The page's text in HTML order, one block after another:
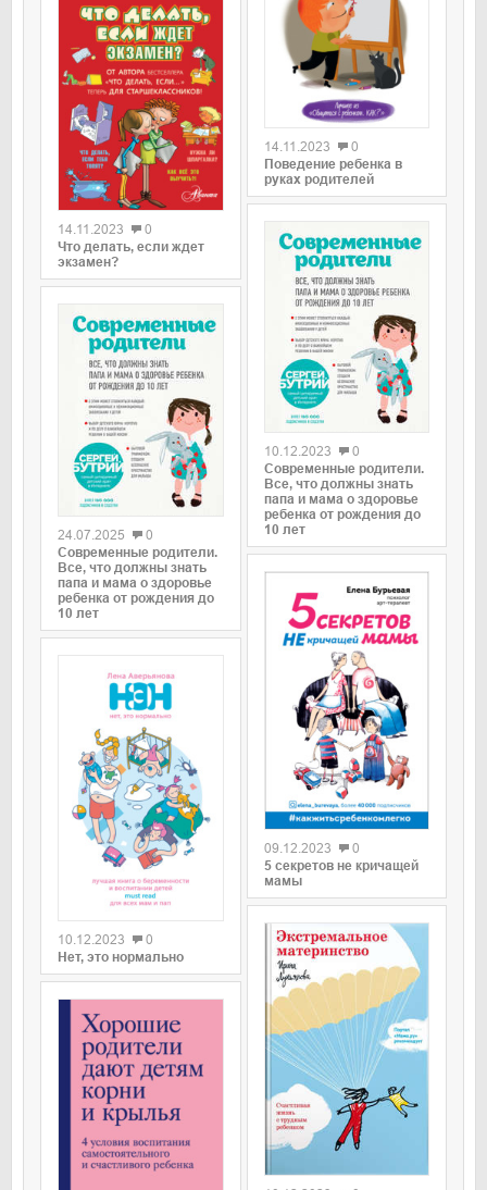
14.11.2023
0
Что делать, если ждет
экзамен?
24.07.2025
0
Современные родители.
Все, что должны знать
папа и мама о здоровье
ребенка от рождения до
10 лет
10.12.2023
0
Нет, это нормально
14.11.2023
0
Поведение ребенка в
руках родителей
10.12.2023
0
Современные родители.
Все, что должны знать
папа и мама о здоровье
ребенка от рождения до
10 лет
0
09.12.2023
0
5 секретов не кричащей
мамы